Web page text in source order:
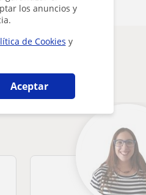
los anuncios y
de Cookies y
Aceptar
interesarte